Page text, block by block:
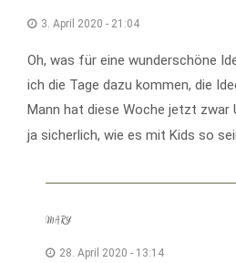
3. April 2020 - 21:04
Oh, was für eine wunderschöne
ich die Tage dazu kommen, die
Mann hat diese Woche jetzt zwar
ja sicherlich, wie es mit Kids so
MARY
28. April 2020 - 13:14